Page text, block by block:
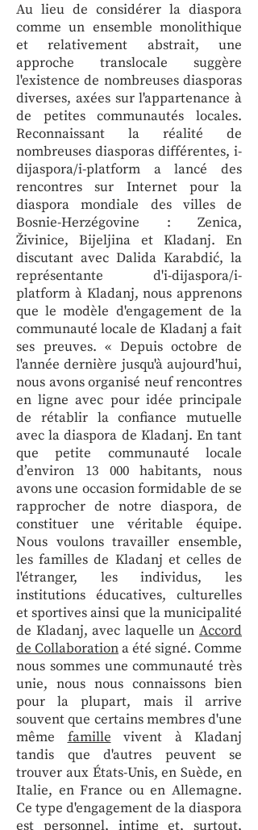
Au lieu de considérer la diaspora
comme un ensemble monolithique
et relativement abstrait, une
approche translocale suggère
l'existence de nombreuses diasporas
diverses, axées sur l'appartenance à
de petites communautés locales.
Reconnaissant la réalité de
nombreuses diasporas différentes, i-
dijaspora/i-platform a lancé des
rencontres sur Internet pour la
diaspora mondiale des villes de
Bosnie-Herzégovine : Zenica,
Živinice, Bijeljina et Kladanj. En
discutant avec Dalida Karabdić, la
représentante d'i-dijaspora/i-
platform à Kladanj, nous apprenons
que le modèle d'engagement de la
communauté locale de Kladanj a fait
ses preuves. « Depuis octobre de
l'année dernière jusqu'à aujourd'hui,
nous avons organisé neuf rencontres
en ligne avec pour idée principale
de rétablir la confiance mutuelle
avec la diaspora de Kladanj. En tant
que petite communauté locale
d’environ 13 000 habitants, nous
avons une occasion formidable de se
rapprocher de notre diaspora, de
constituer une véritable équipe.
Nous voulons travailler ensemble,
les familles de Kladanj et celles de
l'étranger, les individus, les
institutions éducatives, culturelles
et sportives ainsi que la municipalité
de Kladanj, avec laquelle un Accord
de Collaborationa été signé. Comme
nous sommes une communauté très
unie, nous nous connaissons bien
pour la plupart, mais il arrive
souvent que certains membres d'une
même famille vivent à Kladanj
tandis que d'autres peuvent se
trouver aux États-Unis, en Suède, en
Italie, en France ou en Allemagne.
Ce type d'engagement de la diaspora
est personnel, intime et, surtout,